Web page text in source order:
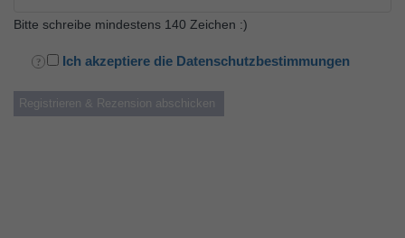
Bitte schreibe mindestens 140 Zeichen :)
Ich akzeptiere die Datenschutzbestimmungen